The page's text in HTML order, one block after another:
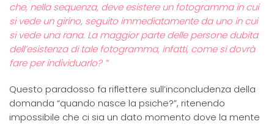
che, nella sequenza, deve esistere un fotogramma in cui
si vede un girino, seguito immediatamente da uno in cui
si vede una rana. La maggior parte delle persone dubita
dell’esistenza di tale fotogramma, infatti, come si dovrà
fare per individuarlo? ”
Questo paradosso fa riflettere sull’inconcludenza della
domanda “quando nasce la psiche?”, ritenendo
impossibile che ci sia un dato momento dove la mente